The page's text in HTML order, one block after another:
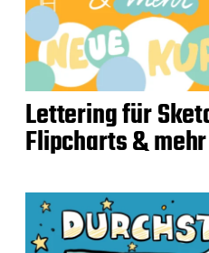
Lettering für
Flipcharts & mehr